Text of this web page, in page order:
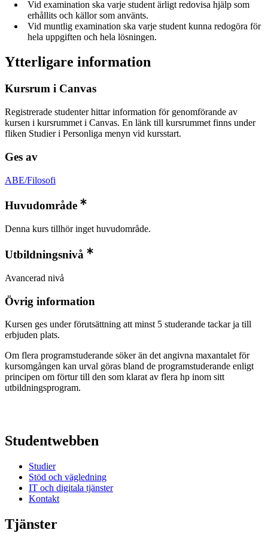
Vid examination ska varje student ärligt redovisa hjälp som
erhållits och källor som använts.
Vid muntlig examination ska varje student kunna redogöra för
hela uppgiften och hela lösningen.
Ytterligare information
Kursrum i Canvas
Registrerade studenter hittar information för genomförande av
kursen i kursrummet i Canvas. En länk till kursrummet finns under
fliken Studier i Personliga menyn vid kursstart.
Ges av
ABE/Filosofi
Huvudområde
Denna kurs tillhör inget huvudområde.
Utbildningsnivå
Avancerad nivå
Övrig information
Kursen ges under förutsättning att minst 5 studerande tackar ja till
erbjuden plats.
Om flera programstuderande söker än det angivna maxantalet för
kursomgången kan urval göras bland de programstuderande enligt
principen om förtur till den som klarat av flera hp inom sitt
utbildningsprogram.
Studentwebben
Studier
Stöd och vägledning
IT och digitala tjänster
Kontakt
Tjänster